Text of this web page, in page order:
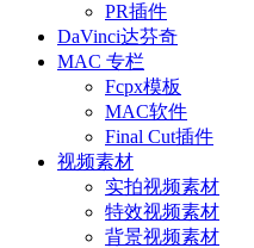
PR插件
DaVinci达芬奇
MAC 专栏
Fcpx模板
MAC软件
Final Cut插件
视频素材
实拍视频素材
特效视频素材
背景视频素材